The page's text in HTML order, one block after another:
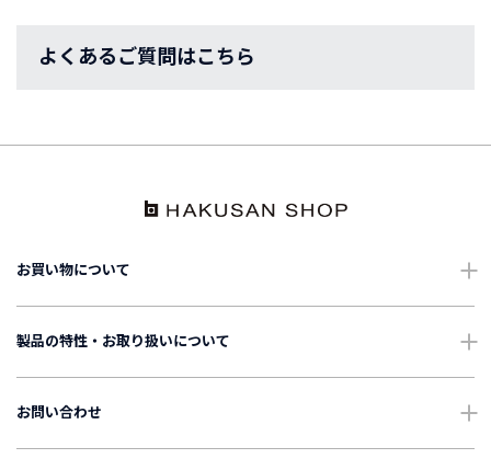
よくあるご質問はこちら
お買い物について
製品の特性・お取り扱いについて
お問い合わせ